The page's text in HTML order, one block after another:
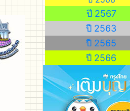
ปี 2567
ปี 2563
ปี 2565
ปี 2566